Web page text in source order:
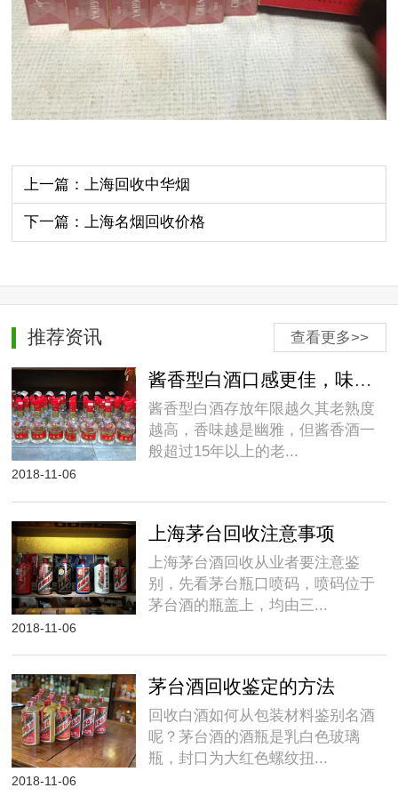
上一篇：上海回收中华烟
下一篇：上海名烟回收价格
查看更多>>
推荐资讯
酱香型白酒口感更佳，味道更纯正
酱香型白酒存放年限越久其老熟度
越高，香味越是幽雅，但酱香酒一
般超过15年以上的老...
2018-11-06
上海茅台回收注意事项
上海茅台酒回收从业者要注意鉴
别，先看茅台瓶口喷码，喷码位于
茅台酒的瓶盖上，均由三...
2018-11-06
茅台酒回收鉴定的方法
回收白酒如何从包装材料鉴别名酒
呢？茅台酒的酒瓶是乳白色玻璃
瓶，封口为大红色螺纹扭...
2018-11-06